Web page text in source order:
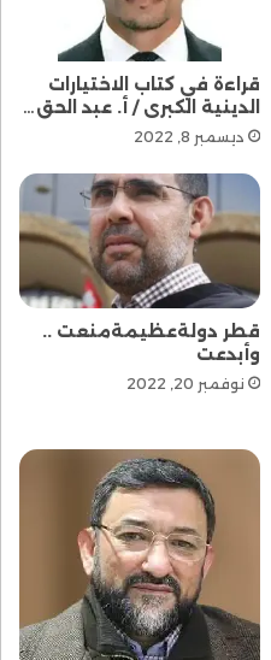
قراءة في كتاب الاختيارات
الدينية الكبرى / أ. عبد الحق…
ديسمبر 8, 2022
قطر دولةعظيمةمنعت ..
وأبدعت
نوفمبر 20, 2022